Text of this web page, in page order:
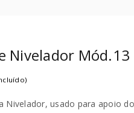
Nivelador Mód.13
Nivelador, usado para apoio